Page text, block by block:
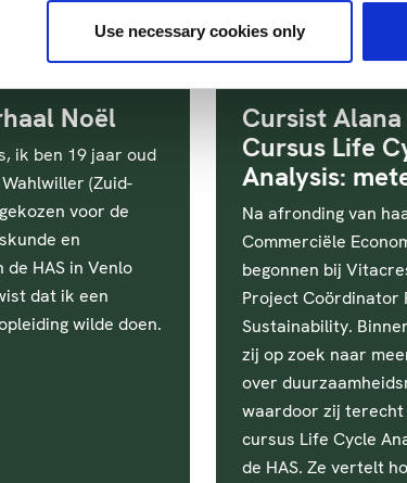
Use necessary cookies only
Noël
ik ben 19 jaar oud
(Zuid-
voor de
en
HAS in Venlo
dat ik een
wilde doen.
Cursist
Cursus Life
Analysis:
Na afronding van
Commerciële
begonnen bij
Project Coördinator
Sustainability.
zij op zoek naar
over
waardoor zij terecht
cursus Life Cycle
de HAS. Ze vertelt